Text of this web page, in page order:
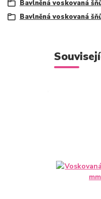
Bavlněná voskovaná
Bavlněná voskovaná